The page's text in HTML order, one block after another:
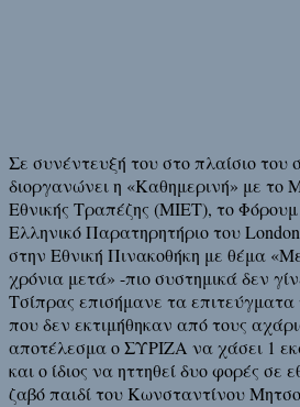
Σε συνέντευξή του στο πλαίσιο του
διοργανώνει η «Καθημερινή» με το
Εθνικής Τραπέζης (ΜΙΕΤ), το
Ελληνικό Παρατηρητήριο του
στην Εθνική Πινακοθήκη με θέμα
χρόνια μετά» -πιο συστημικά δεν
Τσίπρας επισήμανε τα επιτεύγματα
που δεν εκτιμήθηκαν από τους
αποτέλεσμα ο ΣΥΡΙΖΑ να χάσει 1
και ο ίδιος να ηττηθεί δυο φορές σε
ζαβό παιδί του Κωνσταντίνου